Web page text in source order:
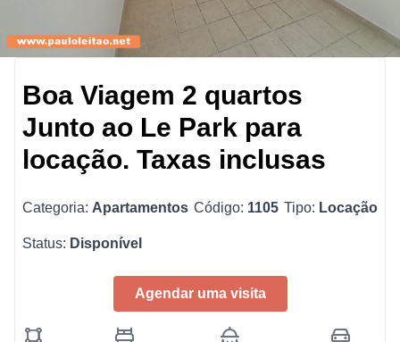
Boa Viagem 2 quartos
Junto ao Le Park para
locação. Taxas inclusas
Categoria: Apartamentos Código: 1105 Tipo: Locação
Status: Disponível
Agendar uma visita